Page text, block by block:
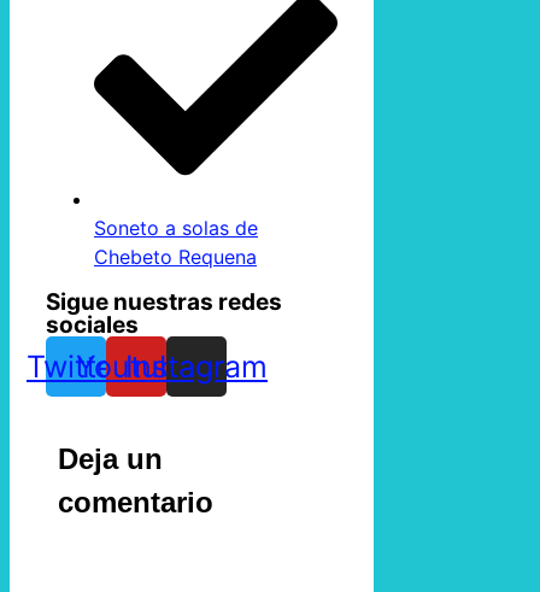
Soneto a solas de
Chebeto Requena
Sigue nuestras redes
sociales
TwitterYoutube
Instagram
Deja un
comentario